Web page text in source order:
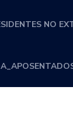
NO